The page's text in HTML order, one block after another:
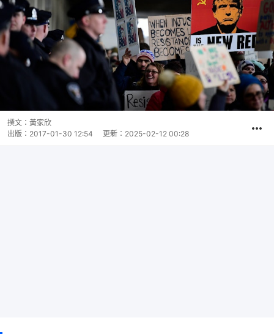
撰文： 黃家欣
出版： 2017-01-30 12:54 更新： 2025-02-12 00:28